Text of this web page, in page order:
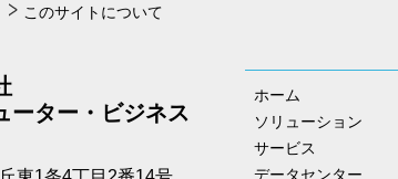
このサイトについて
ーター・ビジネス
ホーム
ソリューション
サービス
データセンター